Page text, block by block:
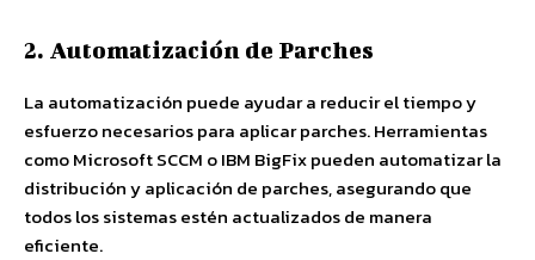
2. Automatización de Parches
La automatización puede ayudar a reducir el tiempo y
esfuerzo necesarios para aplicar parches. Herramientas
como Microsoft SCCM o IBM BigFix pueden automatizar la
distribución y aplicación de parches, asegurando que
todos los sistemas estén actualizados de manera
eficiente.